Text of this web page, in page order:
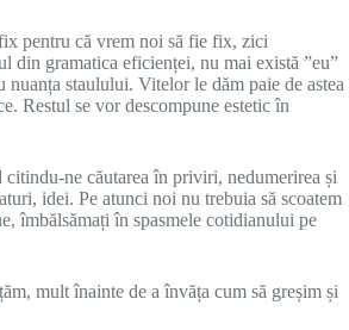
pentru că vrem noi să fie fix, zici
din gramatica eficienței, nu mai există ”eu”
staulului. Vitelor le dăm paie de astea
Restul se vor descompune estetic în
ne căutarea în priviri, nedumerirea și
idei. Pe atunci noi nu trebuia să scoatem
îmbălsămați în spasmele cotidianului pe
mult înainte de a învăța cum să greșim și